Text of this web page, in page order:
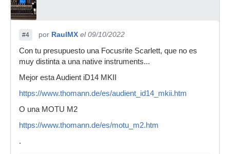
#4 por RaulMX el 09/10/2022
Con tu presupuesto una Focusrite Scarlett, que no es
muy distinta a una native instruments...
Mejor esta Audient iD14 MKII
https://www.thomann.de/es/audient_id14_mkii.htm
O una MOTU M2
https://www.thomann.de/es/motu_m2.htm
.